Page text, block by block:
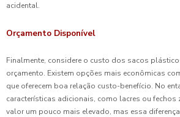
acidental.
Orçamento Disponível
Finalmente, considere o custo dos sacos
orçamento. Existem opções mais econômicas
que oferecem boa relação custo-benefício. No
características adicionais, como lacres ou fechos
valor um pouco mais elevado, mas essa